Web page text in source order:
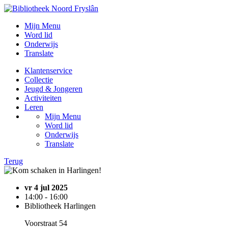
Mijn Menu
Word lid
Onderwijs
Translate
Klantenservice
Collectie
Jeugd & Jongeren
Activiteiten
Leren
Mijn Menu
Word lid
Onderwijs
Translate
Terug
vr 4 jul 2025
14:00 - 16:00
Bibliotheek Harlingen
Voorstraat 54